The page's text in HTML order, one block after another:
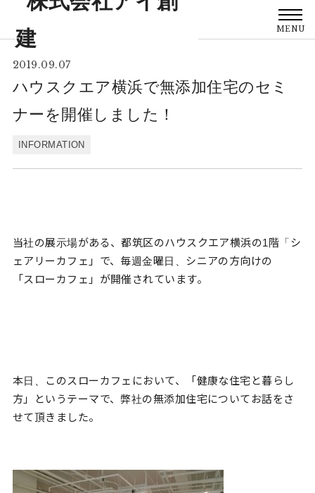
MENU
2019.09.07
ハウスクエア横浜で無添加住宅のセミ
ナーを開催しました！
INFORMATION
当社の展示場がある、都筑区のハウスクエア横浜の1階「シ
ェアリーカフェ」で、毎週金曜日、シニアの方向けの
「スローカフェ」が開催されています。
本日、このスローカフェにおいて、「健康な住宅と暮らし
方」というテーマで、弊社の無添加住宅についてお話をさ
せて頂きました。